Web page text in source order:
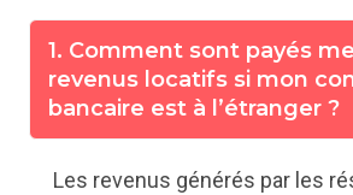
1. Comment sont payés
revenus locatifs si mon
bancaire est à l’étranger ?
Les revenus générés par les